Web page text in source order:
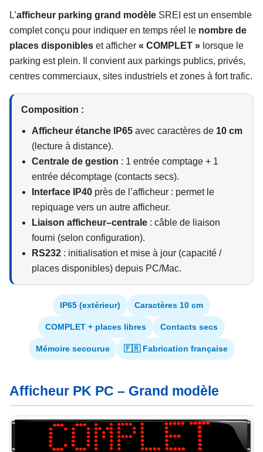
L’afficheur parking grand modèle SREI est un ensemble
complet conçu pour indiquer en temps réel le nombre de
places disponibles et afficher « COMPLET » lorsque le
parking est plein. Il convient aux parkings publics, privés,
centres commerciaux, sites industriels et zones à fort trafic.
Composition :
Afficheur étanche IP65 avec caractères de 10 cm
(lecture à distance).
Centrale de gestion : 1 entrée comptage + 1
entrée décomptage (contacts secs).
Interface IP40 près de l’afficheur : permet le
repiquage vers un autre afficheur.
Liaison afficheur–centrale : câble de liaison
fourni (selon configuration).
RS232 : initialisation et mise à jour (capacité /
places disponibles) depuis PC/Mac.
IP65 (extérieur) Caractères 10 cm
COMPLET + places libres Contacts secs
Mémoire secourue 🇫🇷 Fabrication française
Afficheur PK PC – Grand modèle